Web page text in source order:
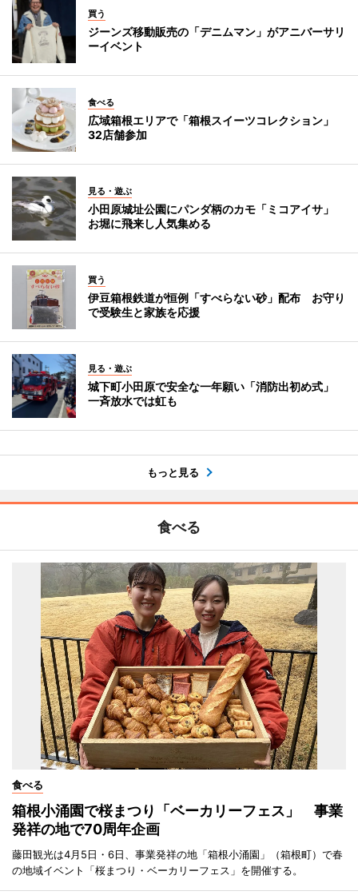
買う
ジーンズ移動販売の「デニムマン」がアニバーサリ
ーイベント
食べる
広域箱根エリアで「箱根スイーツコレクション」
32店舗参加
見る・遊ぶ
小田原城址公園にパンダ柄のカモ「ミコアイサ」
お堀に飛来し人気集める
買う
伊豆箱根鉄道が恒例「すべらない砂」配布 お守り
で受験生と家族を応援
見る・遊ぶ
城下町小田原で安全な一年願い「消防出初め式」
一斉放水では虹も
もっと見る
食べる
食べる
箱根小涌園で桜まつり「ベーカリーフェス」 事業
発祥の地で70周年企画
藤田観光は4月5日・6日、事業発祥の地「箱根小涌園」（箱根町）で春
の地域イベント「桜まつり・ベーカリーフェス」を開催する。